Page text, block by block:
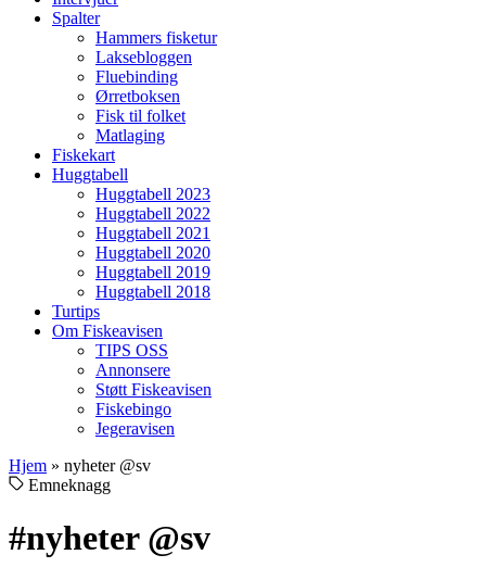
Spalter
Hammers fisketur
Laksebloggen
Fluebinding
Ørretboksen
Fisk til folket
Matlaging
Fiskekart
Huggtabell
Huggtabell 2023
Huggtabell 2022
Huggtabell 2021
Huggtabell 2020
Huggtabell 2019
Huggtabell 2018
Turtips
Om Fiskeavisen
TIPS OSS
Annonsere
Støtt Fiskeavisen
Fiskebingo
Jegeravisen
Hjem » nyheter @sv
Emneknagg
#nyheter @sv